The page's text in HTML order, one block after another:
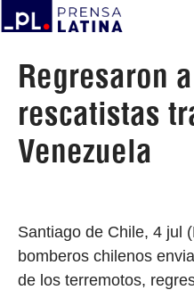
Regresaron
rescatistas
Venezuela
Santiago de Chile, 4 jul
bomberos chilenos
de los terremotos,